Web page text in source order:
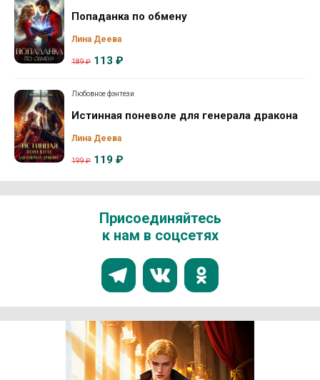
Попаданка по обмену
Лина Деева
189 ₽ 113 ₽
Любовное фэнтези
Истинная поневоле для генерала дракона
Лина Деева
199 ₽ 119 ₽
Присоединяйтесь
к нам в соцсетях